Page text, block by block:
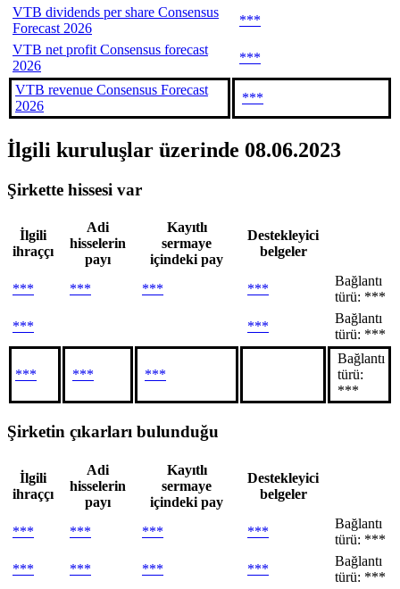
VTB dividends per share Consensus
Forecast 2026
***
VTB net profit Consensus forecast
2026
***
VTB revenue Consensus Forecast
2026
***
İlgili kuruluşlar üzerinde 08.06.2023
Şirkette hissesi var
İlgili
ihraççı
Adi
hisselerin
payı
Kayıtlı
sermaye
içindeki pay
Destekleyici
belgeler
*** *** *** ***
Bağlantı
türü: ***
***
***
Bağlantı
türü: ***
*** *** ***
Bağlantı
türü:
***
Şirketin çıkarları bulunduğu
İlgili
ihraççı
Adi
hisselerin
payı
Kayıtlı
sermaye
içindeki pay
Destekleyici
belgeler
*** *** *** ***
Bağlantı
türü: ***
***
*** *** ***
Bağlantı
türü: ***